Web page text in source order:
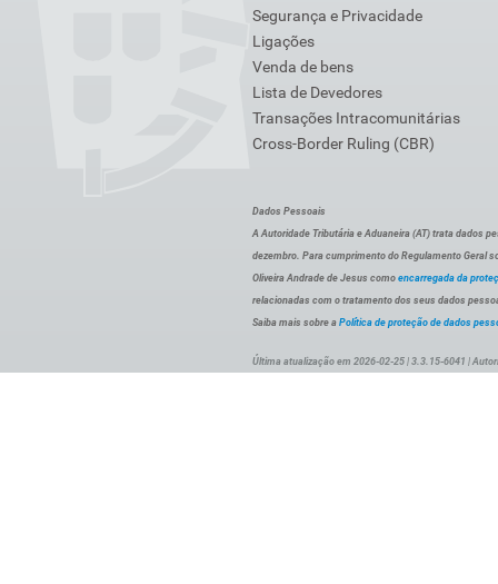
Segurança e Privacidade
Ligações
Venda de bens
Lista de Devedores
Transações Intracomunitárias
Cross-Border Ruling (CBR)
Dados Pessoais
A Autoridade Tributária e Aduaneira (AT) trata dados
dezembro. Para cumprimento do Regulamento Geral
Oliveira Andrade de Jesus como encarregada da
relacionadas com o tratamento dos seus dados
Saiba mais sobre a Política de proteção de dados
Última atualização em 2026-02-25 | 3.3.15-6041 |